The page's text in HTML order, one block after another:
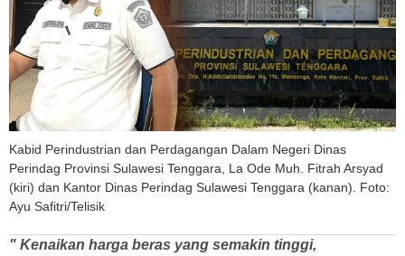
Kabid Perindustrian dan Perdagangan Dalam Negeri Dinas
Perindag Provinsi Sulawesi Tenggara, La Ode Muh. Fitrah Arsyad
(kiri) dan Kantor Dinas Perindag Sulawesi Tenggara (kanan). Foto:
Ayu Safitri/Telisik
" Kenaikan harga beras yang semakin tinggi,